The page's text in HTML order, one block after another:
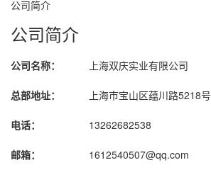
公司简介
公司简介
公司名称： 上海双庆实业有限公司
总部地址： 上海市宝山区蕴川路5218号
电话： 13262682538
邮箱： 1612540507@qq.com